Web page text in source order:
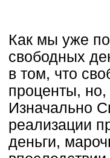
Как мы уже
свободных
в том, что
проценты, но,
Изначально
реализации
деньги,